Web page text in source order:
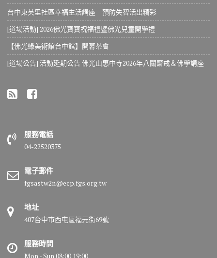
台中東英里社區幸福生活講座 預防失智活出精彩
[道場活動] 2026佛光寶寶祝福禮暨佛光兒童開學禮
【佛光緣美術館台中館】開幕茶會
[道場公告] 活動延期公告 佛光山惠中寺2026年八關齋戒＆佛學講座
服務電話
04-22520375
電子郵件
fgsastw2n@ecp.fgs.org.tw
地址
407台中市西屯區福元街69號
服務時間
Mon - Sun 08:00 19:00